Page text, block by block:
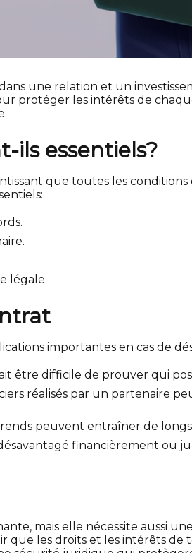
une relation et un
protéger les intérêts de
ils essentiels?
que toutes les
légale.
importantes en cas de
être difficile de prouver qui
réalisés par un partenaire
peuvent entraîner de
financièrement ou
mais elle nécessite aussi
les droits et les intérêts